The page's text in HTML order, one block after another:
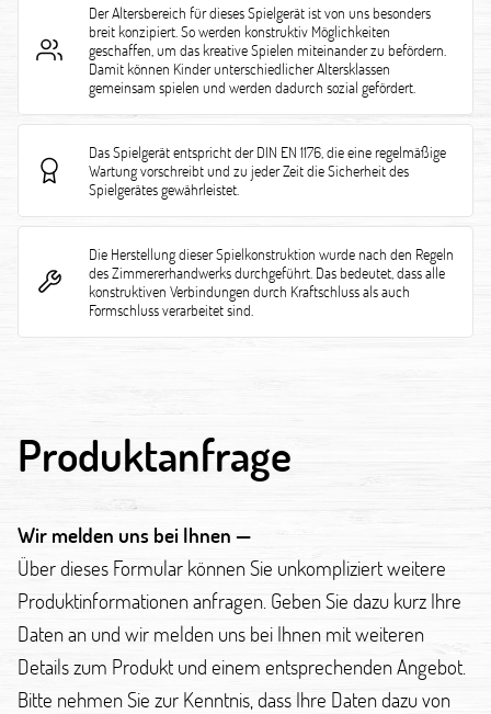
Der Altersbereich für dieses Spielgerät ist von uns besonders
breit konzipiert. So werden konstruktiv Möglichkeiten
geschaffen, um das kreative Spielen miteinander zu befördern.
Damit können Kinder unterschiedlicher Altersklassen
gemeinsam spielen und werden dadurch sozial gefördert.
Das Spielgerät entspricht der DIN EN 1176, die eine regelmäßige
Wartung vorschreibt und zu jeder Zeit die Sicherheit des
Spielgerätes gewährleistet.
Die Herstellung dieser Spielkonstruktion wurde nach den Regeln
des Zimmererhandwerks durchgeführt. Das bedeutet, dass alle
konstruktiven Verbindungen durch Kraftschluss als auch
Formschluss verarbeitet sind.
Produktanfrage
Wir melden uns bei Ihnen —
Über dieses Formular können Sie unkompliziert weitere
Produktinformationen anfragen. Geben Sie dazu kurz Ihre
Daten an und wir melden uns bei Ihnen mit weiteren
Details zum Produkt und einem entsprechenden Angebot.
Bitte nehmen Sie zur Kenntnis, dass Ihre Daten dazu von